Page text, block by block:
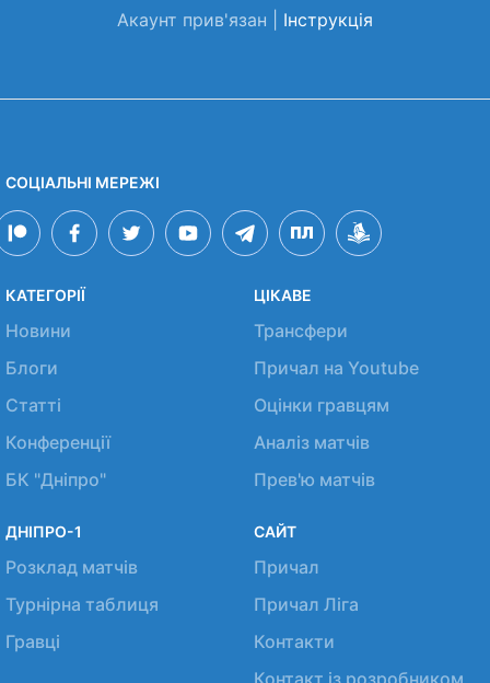
Акаунт прив'язан | Інструкція
СОЦІАЛЬНІ МЕРЕЖІ
КАТЕГОРІЇ
Новини
Блоги
Статті
Конференції
БК "Дніпро"
ЦІКАВЕ
Трансфери
Причал на Youtube
Оцінки гравцям
Аналіз матчів
Прев'ю матчів
ДНІПРО-1
Розклад матчів
Турнірна таблиця
Гравці
САЙТ
Причал
Причал Ліга
Контакти
Контакт із розробником